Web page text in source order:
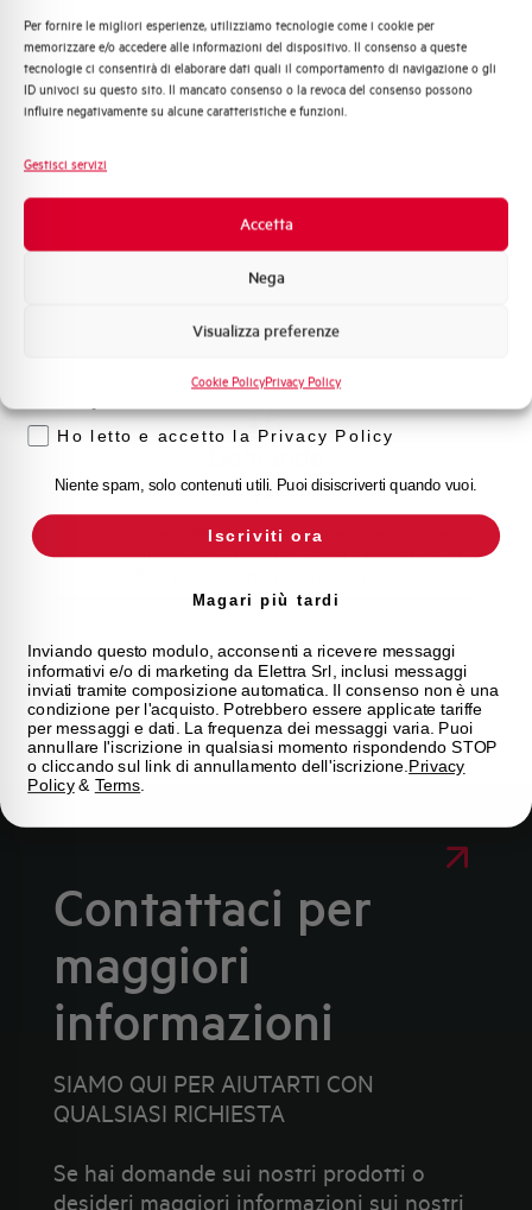
Per fornire le migliori esperienze, utilizziamo tecnologie come i cookie per
memorizzare e/o accedere alle informazioni del dispositivo. Il consenso a queste
tecnologie ci consentirà di elaborare dati quali il comportamento di navigazione o gli
ID univoci su questo sito. Il mancato consenso o la revoca del consenso possono
influire negativamente su alcune caratteristiche e funzioni.
Gestisci servizi
Accetta
Nega
Visualizza preferenze
Cookie PolicyPrivacy Policy
Contattaci
Trova il punto vendita Elettra più vicino a te e accedi
Domande
frequenti
Consulta le nostre domande frequenti per trovare
risposte immediate su prodotti, servizi e procedure. Ti
FAQ
Contattaci per
maggiori
informazioni
SIAMO QUI PER AIUTARTI CON
QUALSIASI RICHIESTA
Se hai domande sui nostri prodotti o
desideri maggiori informazioni sui nostri
Quali argomenti ti interessano di più?
Distribuzione di Energia
Automazione Industriale
Sistema Quadri
Promozioni e offerte
Formazione tecnica
Voglio ricevere aggiornamenti, novità di
Ho letto e accetto la Privacy Policy
Niente spam, solo contenuti utili. Puoi disiscriverti quando vuoi.
Iscriviti ora
Magari più tardi
Inviando questo modulo, acconsenti a ricevere messaggi
informativi e/o di marketing da Elettra Srl, inclusi messaggi
inviati tramite composizione automatica. Il consenso non è una
condizione per l'acquisto. Potrebbero essere applicate tariffe
per messaggi e dati. La frequenza dei messaggi varia. Puoi
annullare l'iscrizione in qualsiasi momento rispondendo STOP
o cliccando sul link di annullamento dell'iscrizione. Privacy
Policy& Terms